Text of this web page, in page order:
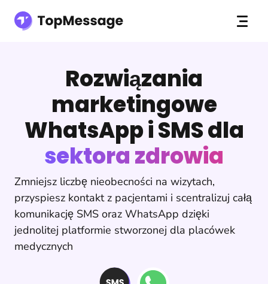
Rozwiązania
marketingowe
WhatsApp i SMS dla
sektora zdrowia
Zmniejsz liczbę nieobecności na wizytach,
przyspiesz kontakt z pacjentami i scentralizuj całą
komunikację SMS oraz WhatsApp dzięki
jednolitej platformie stworzonej dla placówek
medycznych